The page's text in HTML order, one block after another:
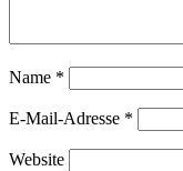
Name *
E-Mail-Adresse *
Website